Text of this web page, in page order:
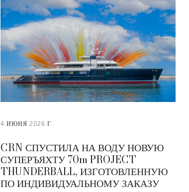
4 ИЮНЯ 2026 Г.
CRN СПУСТИЛА НА ВОДУ НОВУЮ
СУПЕРЪЯХТУ 70m PROJECT
THUNDERBALL, ИЗГОТОВЛЕННУЮ
ПО ИНДИВИДУАЛЬНОМУ ЗАКАЗУ